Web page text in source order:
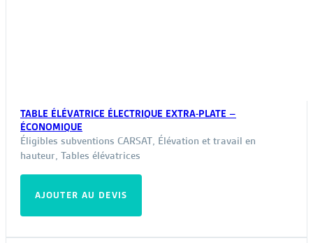
TABLE ÉLÉVATRICE ÉLECTRIQUE EXTRA-PLATE –
ÉCONOMIQUE
Éligibles subventions CARSAT, Élévation et travail en
hauteur, Tables élévatrices
AJOUTER AU DEVIS